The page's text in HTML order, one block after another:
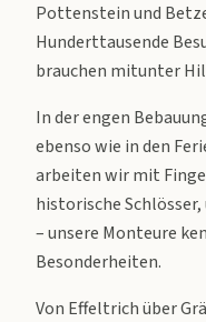
Pottenstein und
Hunderttausende
brauchen mitunter
In der engen
ebenso wie in den
arbeiten wir mit
historische
– unsere Monteure
Besonderheiten.
Von Effeltrich über